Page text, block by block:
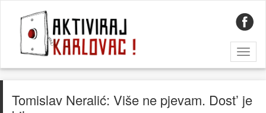
Tomislav Neralić: Više ne pjevam. Dost’ je